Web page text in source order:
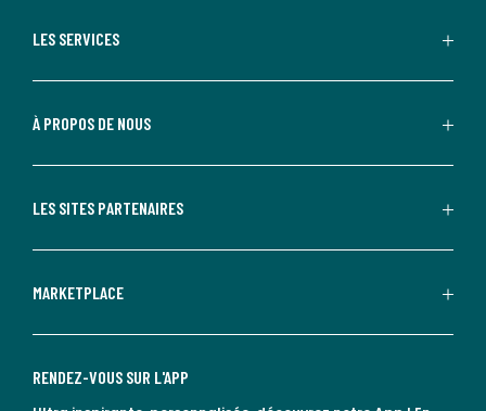
LES SERVICES
À PROPOS DE NOUS
LES SITES PARTENAIRES
MARKETPLACE
RENDEZ-VOUS SUR L'APP